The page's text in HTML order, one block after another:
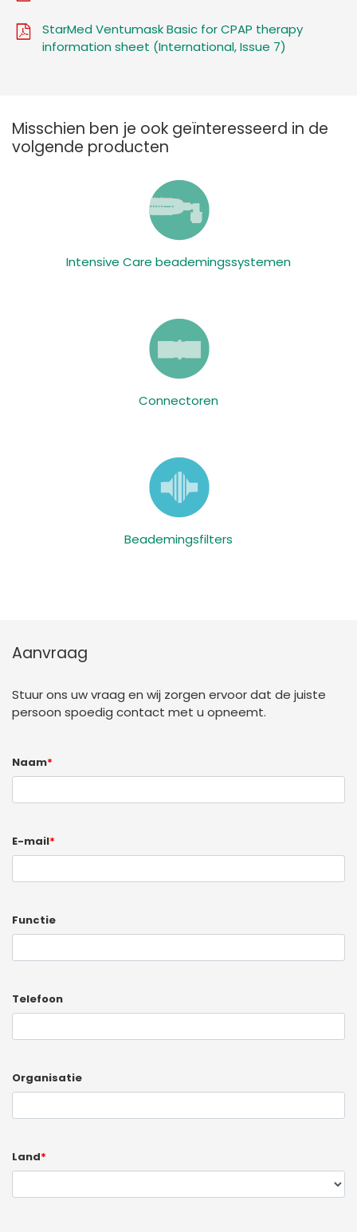
StarMed Ventumask Basic for CPAP therapy
information sheet (International, Issue 7)
Misschien ben je ook geïnteresseerd in de
volgende producten
Intensive Care beademingssystemen
Connectoren
Beademingsfilters
Aanvraag
Stuur ons uw vraag en wij zorgen ervoor dat de juiste
persoon spoedig contact met u opneemt.
Naam*
E-mail*
Functie
Telefoon
Organisatie
Land*